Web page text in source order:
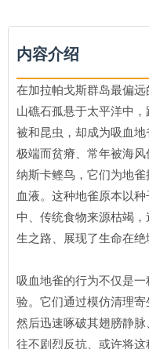
内容介绍
在加拉帕戈斯群岛最偏
山礁石孤悬于太平洋中
被和昆虫，却成为吸血
极端而贫瘠、常年被海
纳斯卡鲣鸟，它们为地
血液。这种地雀原本以
中、传统食物来源枯竭
生之路、展现了生命在绝
吸血地雀的行为不仅是
验。它们通过模仿清理
然后迅速啄破其翅膀静
往不剧烈反抗、或许将